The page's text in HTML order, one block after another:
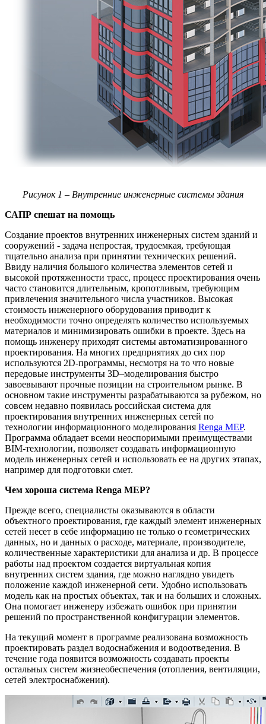
Рисунок 1 – Внутренние инженерные системы здания
САПР спешат на помощь
Создание проектов внутренних инженерных систем зданий и
сооружений - задача непростая, трудоемкая, требующая
тщательно анализа при принятии технических решений.
Ввиду наличия большого количества элементов сетей и
высокой протяженности трасс, процесс проектирования очень
часто становится длительным, кропотливым, требующим
привлечения значительного числа участников. Высокая
стоимость инженерного оборудования приводит к
необходимости точно определять количество используемых
материалов и минимизировать ошибки в проекте. Здесь на
помощь инженеру приходят системы автоматизированного
проектирования. На многих предприятиях до сих пор
используются 2D-программы, несмотря на то что новые
передовые инструменты 3D–моделирования быстро
завоевывают прочные позиции на строительном рынке. В
основном такие инструменты разрабатываются за рубежом, но
совсем недавно появилась российская система для
проектирования внутренних инженерных сетей по
технологии информационного моделирования Renga MEP.
Программа обладает всеми неоспоримыми преимуществами
BIM-технологии, позволяет создавать информационную
модель инженерных сетей и использовать ее на других этапах,
например для подготовки смет.
Чем хороша система Renga MEP?
Прежде всего, специалисты оказываются в области
объектного проектирования, где каждый элемент инженерных
сетей несет в себе информацию не только о геометрических
данных, но и данных о расходе, материале, производителе,
количественные характеристики для анализа и др. В процессе
работы над проектом создается виртуальная копия
внутренних систем здания, где можно наглядно увидеть
положение каждой инженерной сети. Удобно использовать
модель как на простых объектах, так и на больших и сложных.
Она помогает инженеру избежать ошибок при принятии
решений по пространственной конфигурации элементов.
На текущий момент в программе реализована возможность
проектировать раздел водоснабжения и водоотведения. В
течение года появится возможность создавать проекты
остальных систем жизнеобеспечения (отопления, вентиляции,
сетей электроснабжения).